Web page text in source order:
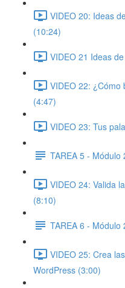
VIDEO 20: Ideas
(10:24)
VIDEO 21 Ideas
VIDEO 22: ¿Cómo
(4:47)
VIDEO 23: Tus
TAREA 5 - Módulo
VIDEO 24: Valida
(8:10)
TAREA 6 - Módulo
VIDEO 25: Crea
WordPress (3:00)